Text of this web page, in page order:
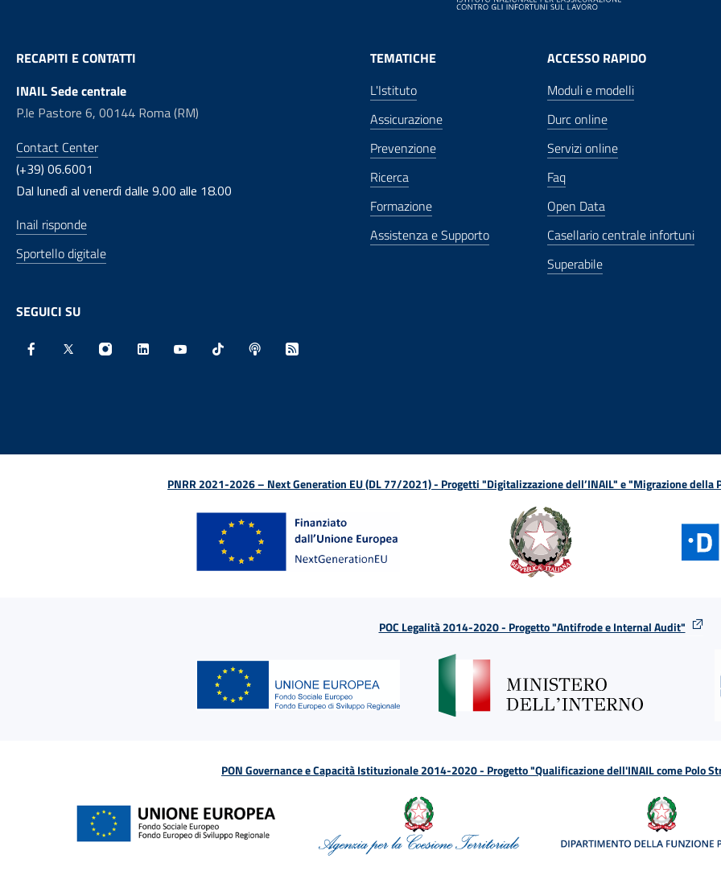
RECAPITI E CONTATTI
INAIL Sede centrale
P.le Pastore 6, 00144 Roma (RM)
Contact Center
(+39) 06.6001
Dal lunedì al venerdì dalle 9.00 alle 18.00
Inail risponde
Sportello digitale
SEGUICI SU
TEMATICHE
L'Istituto
Assicurazione
Prevenzione
Ricerca
Formazione
Assistenza e Supporto
ACCESSO RAPIDO
Moduli e modelli
Durc online
Servizi online
Faq
Open Data
Casellario centrale infortuni
Superabile
PNRR 2021-2026 – Next Generation EU (DL 77/2021) - Progetti "Digitalizzazione dell’INAIL" e "Migrazione della
POC Legalità 2014-2020 - Progetto "Antifrode e Internal Audit"
PON Governance e Capacità Istituzionale 2014-2020 - Progetto "Qualificazione dell'INAIL come Polo